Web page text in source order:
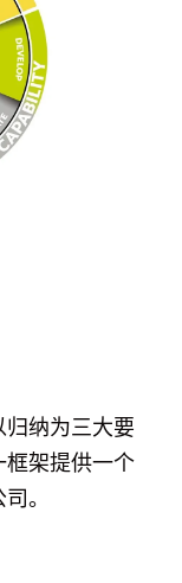
纳为三大要
框架提供一个
。